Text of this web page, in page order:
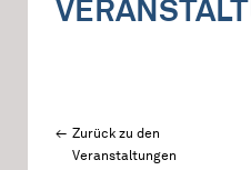
Zurück zu den
Veranstaltungen